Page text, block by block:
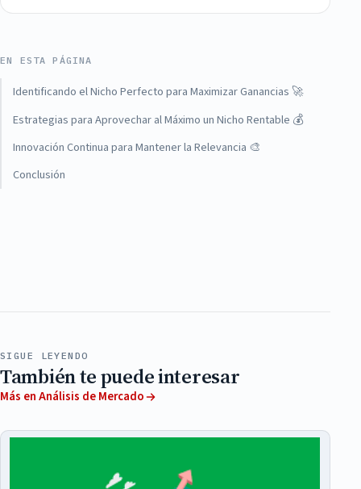
EN ESTA PÁGINA
Identificando el Nicho Perfecto para Maximizar Ganancias 🚀
Estrategias para Aprovechar al Máximo un Nicho Rentable 💰
Innovación Continua para Mantener la Relevancia 🎨
Conclusión
SIGUE LEYENDO
También te puede interesar
Más en Análisis de Mercado